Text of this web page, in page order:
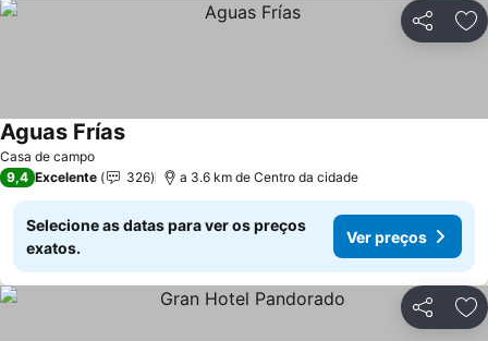
Partilhar
Casa de campo
Aguas FríasVer preços
9,4 Excelente 326 a 3.6 km de Centro da cidade
Selecione as datas para ver os preços
exatos.
Ver preços
Partilhar